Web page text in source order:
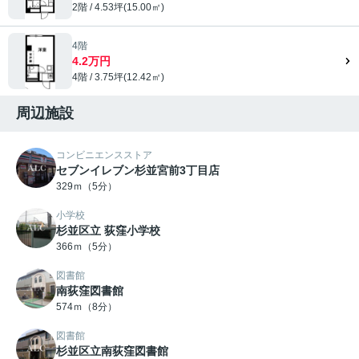
2階 / 4.53坪(15.00㎡)
4階
4.2万円
4階 / 3.75坪(12.42㎡)
周辺施設
コンビニエンスストア
セブンイレブン杉並宮前3丁目店
329ｍ（5分）
小学校
杉並区立 荻窪小学校
366ｍ（5分）
図書館
南荻窪図書館
574ｍ（8分）
図書館
杉並区立南荻窪図書館